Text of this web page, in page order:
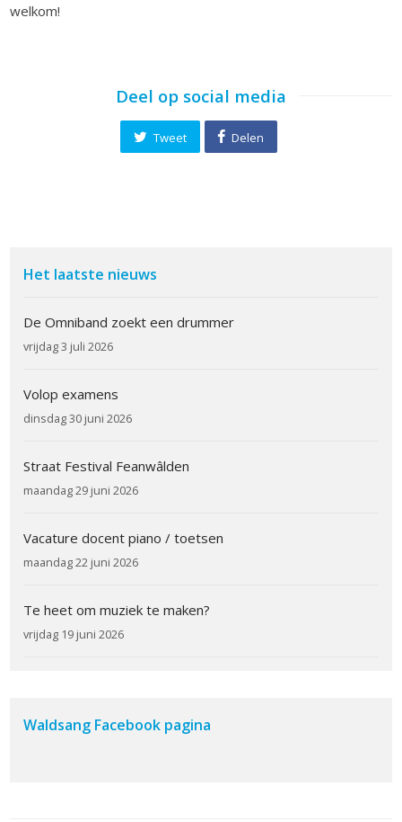
welkom!
Deel op social media
Tweet Delen
Het laatste nieuws
De Omniband zoekt een drummer
vrijdag 3 juli 2026
Volop examens
dinsdag 30 juni 2026
Straat Festival Feanwâlden
maandag 29 juni 2026
Vacature docent piano / toetsen
maandag 22 juni 2026
Te heet om muziek te maken?
vrijdag 19 juni 2026
Waldsang Facebook pagina